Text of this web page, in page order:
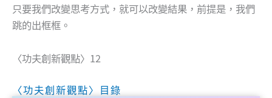
只要我們改變思考方式，就可以改變結果，前提是，我們
跳的出框框。
〈功夫創新觀點〉12
〈功夫創新觀點〉目錄